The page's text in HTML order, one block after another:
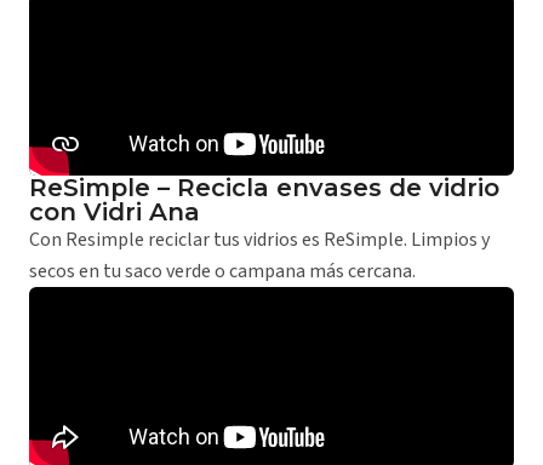
ReSimple – Recicla envases de vidrio
con Vidri Ana
Con Resimple reciclar tus vidrios es ReSimple. Limpios y
secos en tu saco verde o campana más cercana.